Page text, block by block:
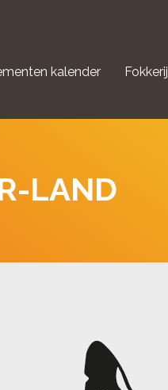
kalender Fokkerij
LAND